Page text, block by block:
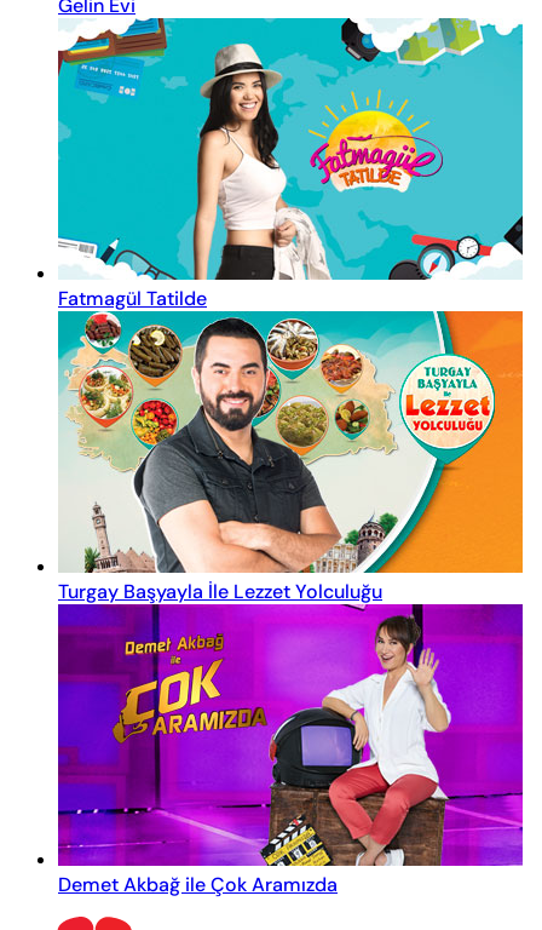
Gelin Evi
Fatmagül Tatilde
Turgay Başyayla İle Lezzet Yolculuğu
Demet Akbağ ile Çok Aramızda